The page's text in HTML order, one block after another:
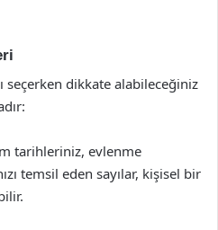
seçerken dikkate alabileceğiniz
tarihleriniz, evlenme
temsil eden sayılar, kişisel bir